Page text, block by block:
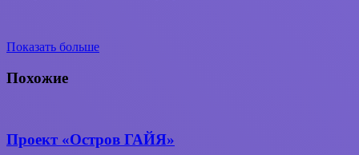
Показать больше
через
Похожие
Проект «Остров ГАЙЯ»